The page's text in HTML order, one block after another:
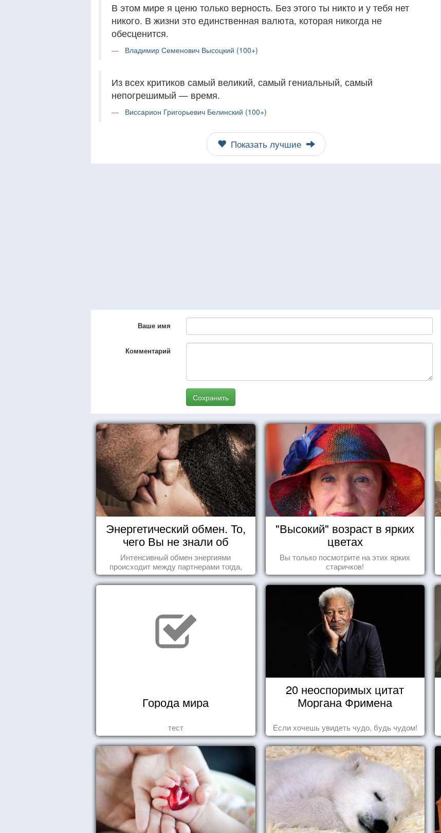
В этом мире я ценю только верность. Без этого ты никто и у тебя нет
никого. В жизни это единственная валюта, которая никогда не
обесценится.
Владимир Семенович Высоцкий (100+)
Из всех критиков самый великий, самый гениальный, самый
непогрешимый — время.
Виссарион Григорьевич Белинский (100+)
Показать лучшие
Ваше имя
Комментарий
Сохранить
Энергетический обмен. То,
чего Вы не знали об
отношениях
Интенсивный обмен энергиями
происходит между партнерами тогда,
когда они испытывают симпатию друг к
другу...
"Высокий" возраст в ярких
цветах
Вы только посмотрите на этих ярких
старичков!
Города мира
тест
20 неоспоримых цитат
Моргана Фримена
Если хочешь увидеть чудо, будь чудом!